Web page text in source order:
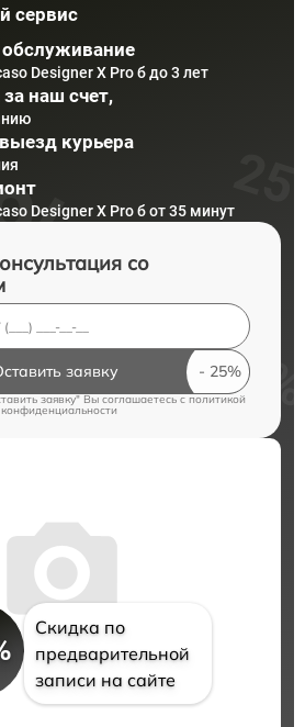
сервис
обслуживание
Designer X Pro б до 3 лет
наш счет,
курьера
Designer X Pro б от 35 минут
со
заявку
заявку" Вы соглашаетесь cполитикой
конфиденциальности
Скидка по
предварительной
записи на сайте